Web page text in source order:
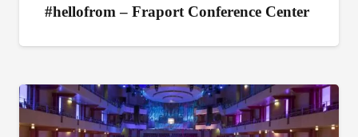
#hellofrom – Fraport Conference Center